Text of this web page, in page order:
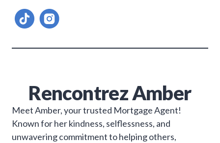
RencontrezAmber
Meet Amber, your trusted Mortgage Agent!
Known for her kindness, selflessness, and
unwavering commitment to helping others,